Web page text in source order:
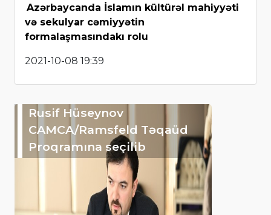
Azərbaycanda İslamın kültürəl mahiyyəti
və sekulyar cəmiyyətin
formalaşmasındakı rolu
2021-10-08 19:39
Rusif Hüseynov
CAMCA/Ramsfeld Təqaüd
Proqramına seçilib